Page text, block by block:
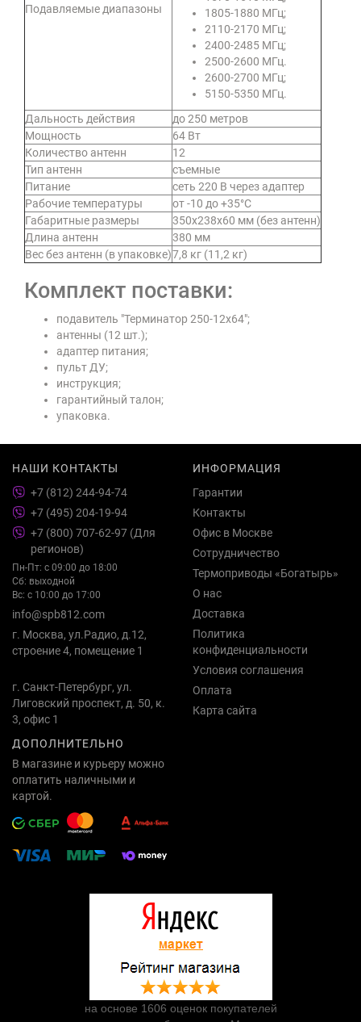
Подавляемые диапазоны
1805-1880 МГц;
2110-2170 МГц;
2400-2485 МГц;
2500-2600 МГц.
2600-2700 МГц;
5150-5350 МГц.
Дальность действия
до 250 метров
Мощность
64 Вт
Количество антенн
12
Тип антенн
съемные
Питание
сеть 220 В через адаптер
Рабочие температуры
от -10 до +35°C
Габаритные размеры
350x238x60 мм (без антенн)
Длина антенн
380 мм
Вес без антенн (в упаковке)7,8 кг (11,2 кг)
Комплект поставки:
подавитель "Терминатор 250-12х64";
антенны (12 шт.);
адаптер питания;
пульт ДУ;
инструкция;
гарантийный талон;
упаковка.
НАШИ КОНТАКТЫ
+7 (812) 244-94-74
+7 (495) 204-19-94
+7 (800) 707-62-97 (Для
регионов)
Пн-Пт: с 09:00 до 18:00
Сб: выходной
Вс: с 10:00 до 17:00
info@spb812.com
г. Москва, ул.Радио, д.12,
строение 4, помещение 1
г. Санкт-Петербург, ул.
Лиговский проспект, д. 50, к.
3, офис 1
ИНФОРМАЦИЯ
Гарантии
Контакты
Офис в Москве
Сотрудничество
Термоприводы «Богатырь»
О нас
Доставка
Политика
конфиденциальности
Условия соглашения
Оплата
Карта сайта
ДОПОЛНИТЕЛЬНО
В магазине и курьеру можно
оплатить наличными и
картой.
на основе 1606 оценок покупателей